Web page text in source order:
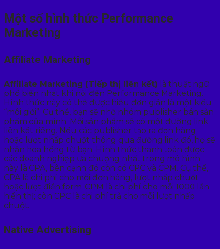
Một số hình thức Performance
Marketing
Affiliate Marketing
Affiliate Marketing (Tiếp thị liên kết) là thuật ngữ
phổ biến nhất khi nói đến Performance Marketing.
Hình thức này có thể được hiểu đơn giản là một kiểu
“môi giới”. Cụ thể, bạn sẽ nhờ nhóm publisher bán sản
phẩm của mình. Mỗi sản phẩm sẽ có một đường link
liên kết riêng. Nếu các publisher tạo ra đơn hàng
hoặc lượt nhấp chuột thông qua đường link đó, họ sẽ
nhận hoa hồng từ bạn. Hình thức thanh toán được
các doanh nghiệp ưa chuộng nhất trong mô hình
này là CPA, bên cạnh đó còn có CPC và CPM. Cụ thể,
CPA là chi phí cho mỗi đơn hàng, lượt nhấp chuột
hoặc lượt điền form; CPM là chi phí cho mỗi 1000 lần
hiển thị; còn CPC là chi phí trả cho mỗi lượt nhấp
chuột.
Native Advertising